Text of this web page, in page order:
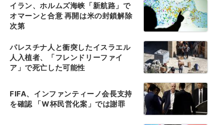
イラン、ホルムズ海峡「新航路」で
オマーンと合意 再開は米の封鎖解除
次第
パレスチナ人と衝突したイスラエル
人入植者、「フレンドリーファイ
ア」で死亡した可能性
FIFA、インファンティーノ会長支持
を確認 「W杯民営化案」では謝罪